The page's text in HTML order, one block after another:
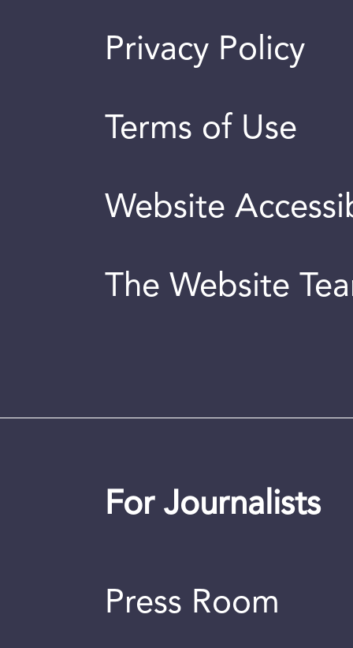
Privacy Policy
Terms of Use
Website
The Website
For Journalists
Press Room